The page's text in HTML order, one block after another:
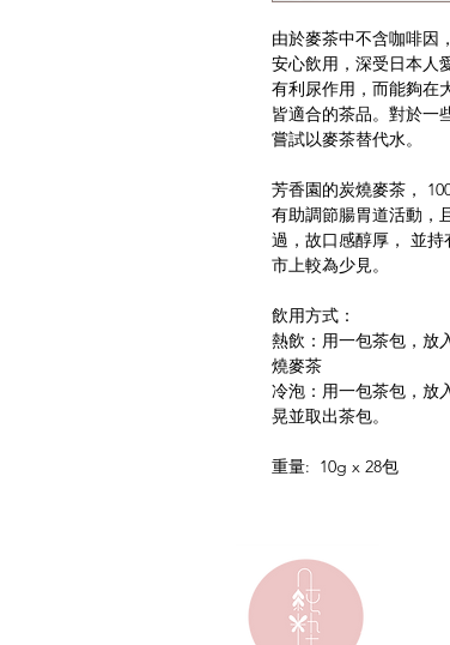
由於麥茶中不含咖啡因
安心飲用，深受日本人
有利尿作用，而能夠在
皆適合的茶品。對於一
嘗試以麥茶替代水。
芳香園的炭燒麥茶，
有助調節腸胃道活動，
過，故口感醇厚， 並持
市上較為少見。
飲用方式：
熱飲：用一包茶包，放
燒麥茶
冷泡：用一包茶包，放
晃並取出茶包。
重量: 10g x 28包